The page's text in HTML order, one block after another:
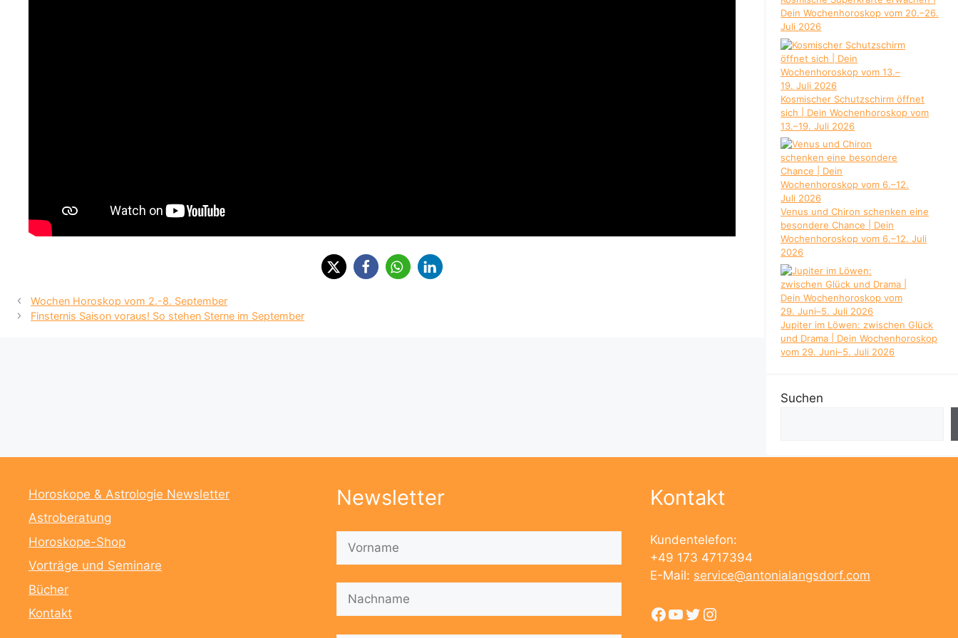
Wochen Horoskop vom 2.-8. September
Finsternis Saison voraus! So stehen Sterne im September
Dein Wochenhoroskop vom 20.–26.
Juli 2026
Kosmischer Schutzschirm öffnet
sich | Dein Wochenhoroskop vom
13.–19. Juli 2026
Venus und Chiron schenken eine
besondere Chance | Dein
Wochenhoroskop vom 6.–12. Juli
2026
Jupiter im Löwen: zwischen Glück
und Drama | Dein Wochenhoroskop
vom 29. Juni–5. Juli 2026
Suchen
Horoskope & Astrologie Newsletter
Astroberatung
Horoskope-Shop
Vorträge und Seminare
Bücher
Kontakt
Newsletter Kontakt
Kundentelefon:
+49 173 4717394
E-Mail: service@antonialangsdorf.com
Facebook
YouTube
Twitter
Instagram